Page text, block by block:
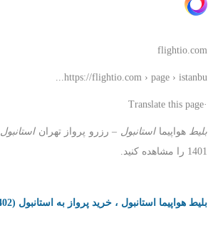
flightio.com
https://flightio.com › page › istanbu...
·Translate this page
بلیط هواپیمااستانبول – رزرو پرواز تهراناستانبول
1401 را مشاهده کنید.
بلیط هواپیما استانبول ، خرید پرواز به استانبول (1402)